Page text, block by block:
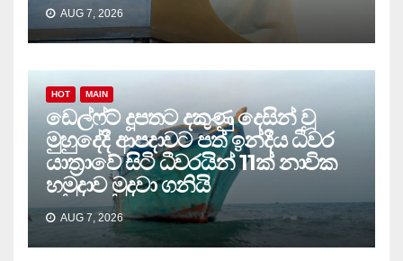
AUG 7, 2026
HOT MAIN
ඩෙල්ෆ්ට් දූපතට දකුණු දෙසින් වූ
මුහුදේදී ආපදාවට පත් ඉන්දීය ධීවර
යාත්‍රාවේ සිටි ධීවරයින් 11ක් නාවික
හමුදාව මුදවා ගනියි
AUG 7, 2026